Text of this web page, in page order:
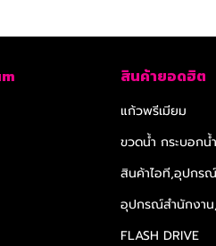
สินค้ายอดฮิต
แก้วพรีเมียม
ขวดน้ำ กระบอกน้
สินค้าไอที,อุปกร
อุปกรณ์สำนักงาน
FLASH DRIVE